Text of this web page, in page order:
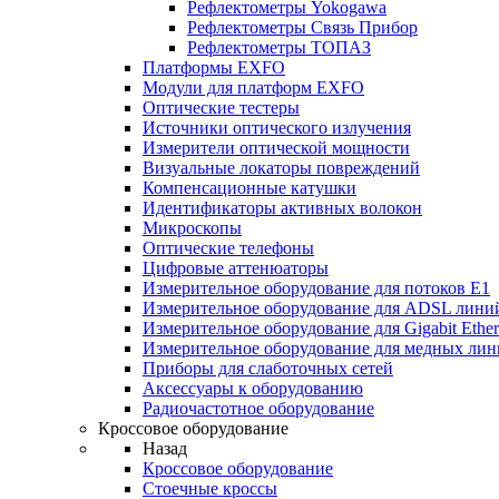
Рефлектометры Yokogawa
Рефлектометры Связь Прибор
Рефлектометры ТОПАЗ
Платформы EXFO
Модули для платформ EXFO
Оптические тестеры
Источники оптического излучения
Измерители оптической мощности
Визуальные локаторы повреждений
Компенсационные катушки
Идентификаторы активных волокон
Микроскопы
Оптические телефоны
Цифровые аттенюаторы
Измерительное оборудование для потоков Е1
Измерительное оборудование для ADSL
Измерительное оборудование для Gigabit
Измерительное оборудование для медных
Приборы для слаботочных сетей
Аксессуары к оборудованию
Радиочастотное оборудование
Кроссовое оборудование
Назад
Кроссовое оборудование
Стоечные кроссы